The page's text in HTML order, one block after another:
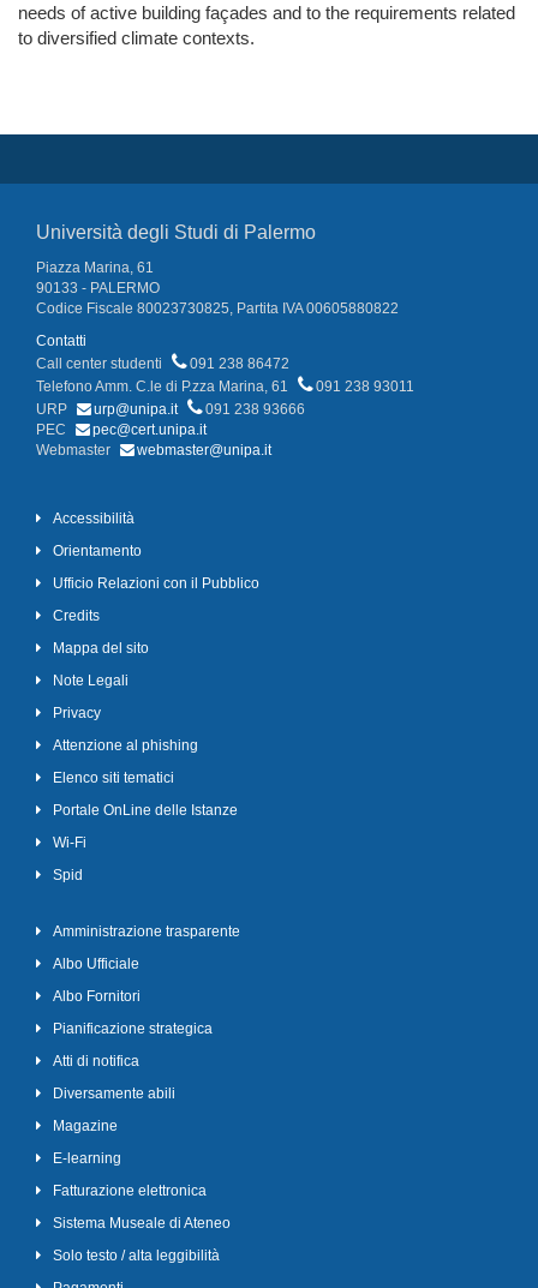
needs of active building façades and to the requirements related
to diversified climate contexts.
Università degli Studi di Palermo
Piazza Marina, 61
90133 - PALERMO
Codice Fiscale 80023730825, Partita IVA 00605880822
Contatti
Call center studenti
091 238 86472
Telefono Amm. C.le di P.zza Marina, 61
091 238 93011
URP
urp@unipa.it
091 238 93666
PEC
pec@cert.unipa.it
Webmaster
webmaster@unipa.it
Accessibilità
Orientamento
Ufficio Relazioni con il Pubblico
Credits
Mappa del sito
Note Legali
Privacy
Attenzione al phishing
Elenco siti tematici
Portale OnLine delle Istanze
Wi-Fi
Spid
Amministrazione trasparente
Albo Ufficiale
Albo Fornitori
Pianificazione strategica
Atti di notifica
Diversamente abili
Magazine
E-learning
Fatturazione elettronica
Sistema Museale di Ateneo
Solo testo / alta leggibilità